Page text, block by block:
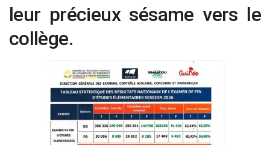
leur précieux sésame vers le
collège.